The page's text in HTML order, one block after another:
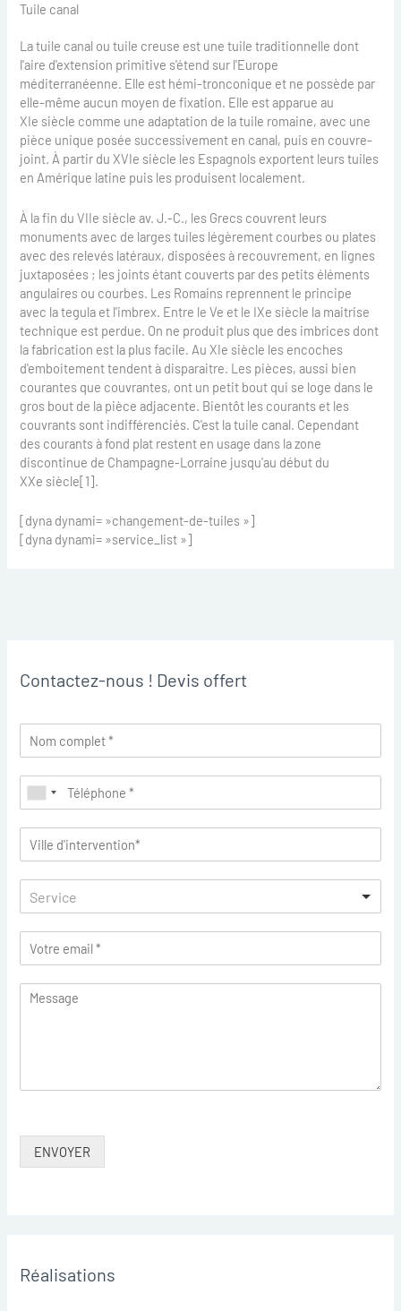
Tuile canal
La tuile canal ou tuile creuse est une tuile traditionnelle dont
l'aire d'extension primitive s'étend sur l'Europe
méditerranéenne. Elle est hémi-tronconique et ne possède par
elle-même aucun moyen de fixation. Elle est apparue au
XIe siècle comme une adaptation de la tuile romaine, avec une
pièce unique posée successivement en canal, puis en couvre-
joint. À partir du XVIe siècle les Espagnols exportent leurs tuiles
en Amérique latine puis les produisent localement.
À la fin du VIIe siècle av. J.-C., les Grecs couvrent leurs
monuments avec de larges tuiles légèrement courbes ou plates
avec des relevés latéraux, disposées à recouvrement, en lignes
juxtaposées ; les joints étant couverts par des petits éléments
angulaires ou courbes. Les Romains reprennent le principe
avec la tegula et l'imbrex. Entre le Ve et le IXe siècle la maitrise
technique est perdue. On ne produit plus que des imbrices dont
la fabrication est la plus facile. Au XIe siècle les encoches
d'emboitement tendent à disparaitre. Les pièces, aussi bien
courantes que couvrantes, ont un petit bout qui se loge dans le
gros bout de la pièce adjacente. Bientôt les courants et les
couvrants sont indifférenciés. C'est la tuile canal. Cependant
des courants à fond plat restent en usage dans la zone
discontinue de Champagne-Lorraine jusqu'au début du
XXe siècle[1].
[dyna dynami= »changement-de-tuiles »]
[dyna dynami= »service_list »]
Contactez-nous ! Devis offert
Service
ENVOYER
Réalisations